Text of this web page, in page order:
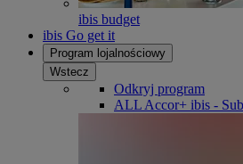
ibis budget
ibis Go get it
Program lojalnościowy
Wstecz
Odkryj program
ALL Accor+ ibis -